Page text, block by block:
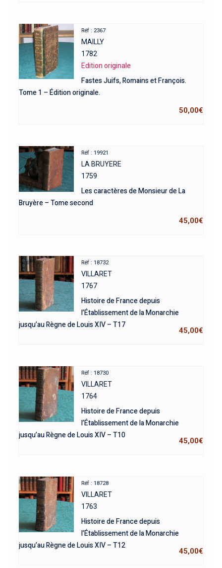
Réf : 2367
MAILLY
1782
Edition originale
Fastes Juifs, Romains et François.
Tome 1 – Édition originale.
50,00€
Réf : 19921
LA BRUYERE
1759
Les caractères de Monsieur de La
Bruyère – Tome second
45,00€
Réf : 18732
VILLARET
1767
Histoire de France depuis
l’Établissement de la Monarchie
jusqu’au Règne de Louis XIV – T17
45,00€
Réf : 18730
VILLARET
1764
Histoire de France depuis
l’Établissement de la Monarchie
jusqu’au Règne de Louis XIV – T10
45,00€
Réf : 18728
VILLARET
1763
Histoire de France depuis
l’Établissement de la Monarchie
jusqu’au Règne de Louis XIV – T12
45,00€